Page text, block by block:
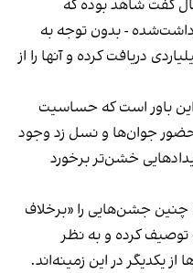
گفت شاهد بوده که
- بدون توجه به
دریافت کرده و آنها را از
باور است که حساسیت
جوان‌ها و نسل زد وجود
خشن‌تر برخورد
جشن‌هایی را «برخلاف
کرده و به نظر
یکدیگر در این زمینه‌اند.